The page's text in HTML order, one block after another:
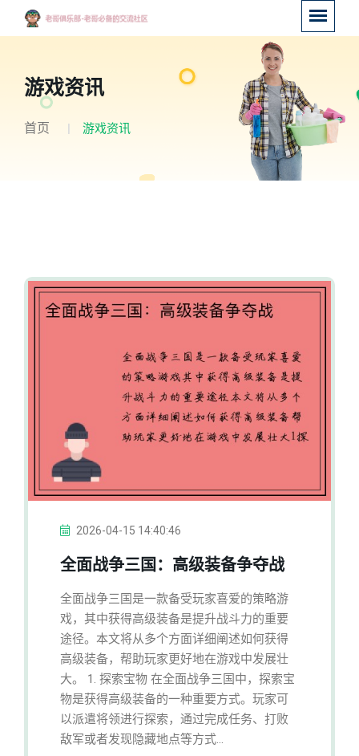
游戏资讯
首页 游戏资讯
2026-04-15 14:40:46
全面战争三国：高级装备争夺战
全面战争三国是一款备受玩家喜爱的策略游
戏，其中获得高级装备是提升战斗力的重要
途径。本文将从多个方面详细阐述如何获得
高级装备，帮助玩家更好地在游戏中发展壮
大。 1. 探索宝物 在全面战争三国中，探索宝
物是获得高级装备的一种重要方式。玩家可
以派遣将领进行探索，通过完成任务、打败
敌军或者发现隐藏地点等方式...